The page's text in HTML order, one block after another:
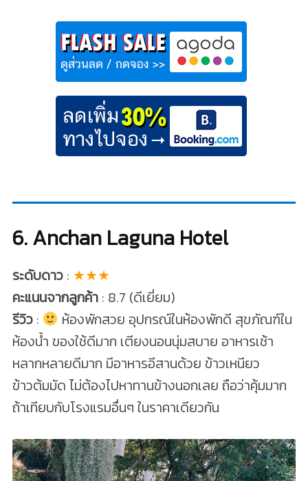
6. Anchan Laguna Hotel
ระดับดาว: ★★★
คะแนนจากลูกค้า: 8.7 (ดีเยี่ยม)
รีวิว:
ห้องพักสวย อุปกรณ์ในห้องพักดี สุขภัณฑ์ใน
ห้องน้ำ ของใช้ดีมาก เตียงนอนนุ่มสบาย อาหารเช้า
หลากหลายดีมาก มีอาหารอีสานด้วย ข้าวเหนียว
ข้าวต้มมัด ไม่ต้องไปหาทานข้างนอกเลย ถือว่าคุ้มมาก
ถ้าเทียบกับโรงแรมอื่นๆ ในราคาเดียวกัน